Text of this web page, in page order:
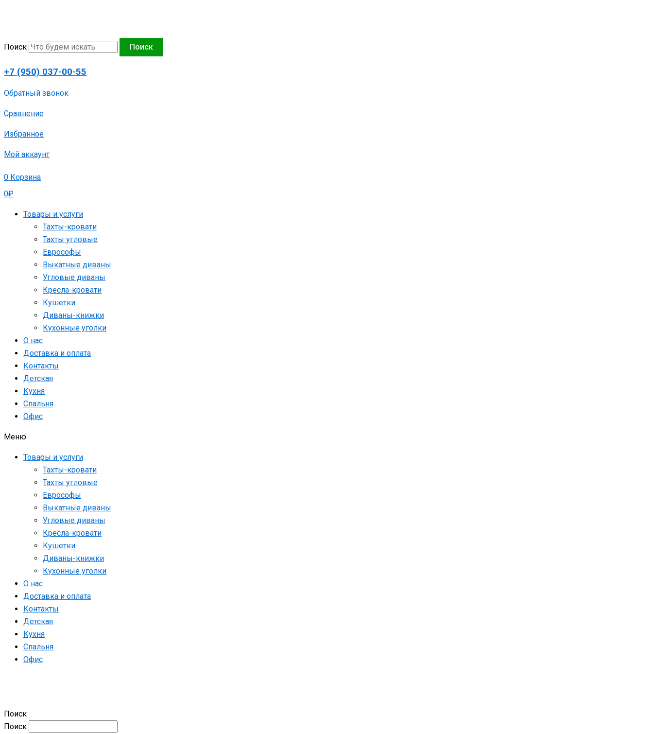
Поиск
Поиск
+7 (950) 037-00-55
Обратный звонок
Сравнение
Избранное
Мой аккаунт
0₽
0 Корзина
Товары и услуги
Тахты-кровати
Тахты угловые
Еврософы
Выкатные диваны
Угловые диваны
Кресла-кровати
Кушетки
Диваны-книжки
Кухонные уголки
О нас
Доставка и оплата
Контакты
Детская
Кухня
Спальня
Офис
Меню
Товары и услуги
Тахты-кровати
Тахты угловые
Еврософы
Выкатные диваны
Угловые диваны
Кресла-кровати
Кушетки
Диваны-книжки
Кухонные уголки
О нас
Доставка и оплата
Контакты
Детская
Кухня
Спальня
Офис
Поиск
Поиск